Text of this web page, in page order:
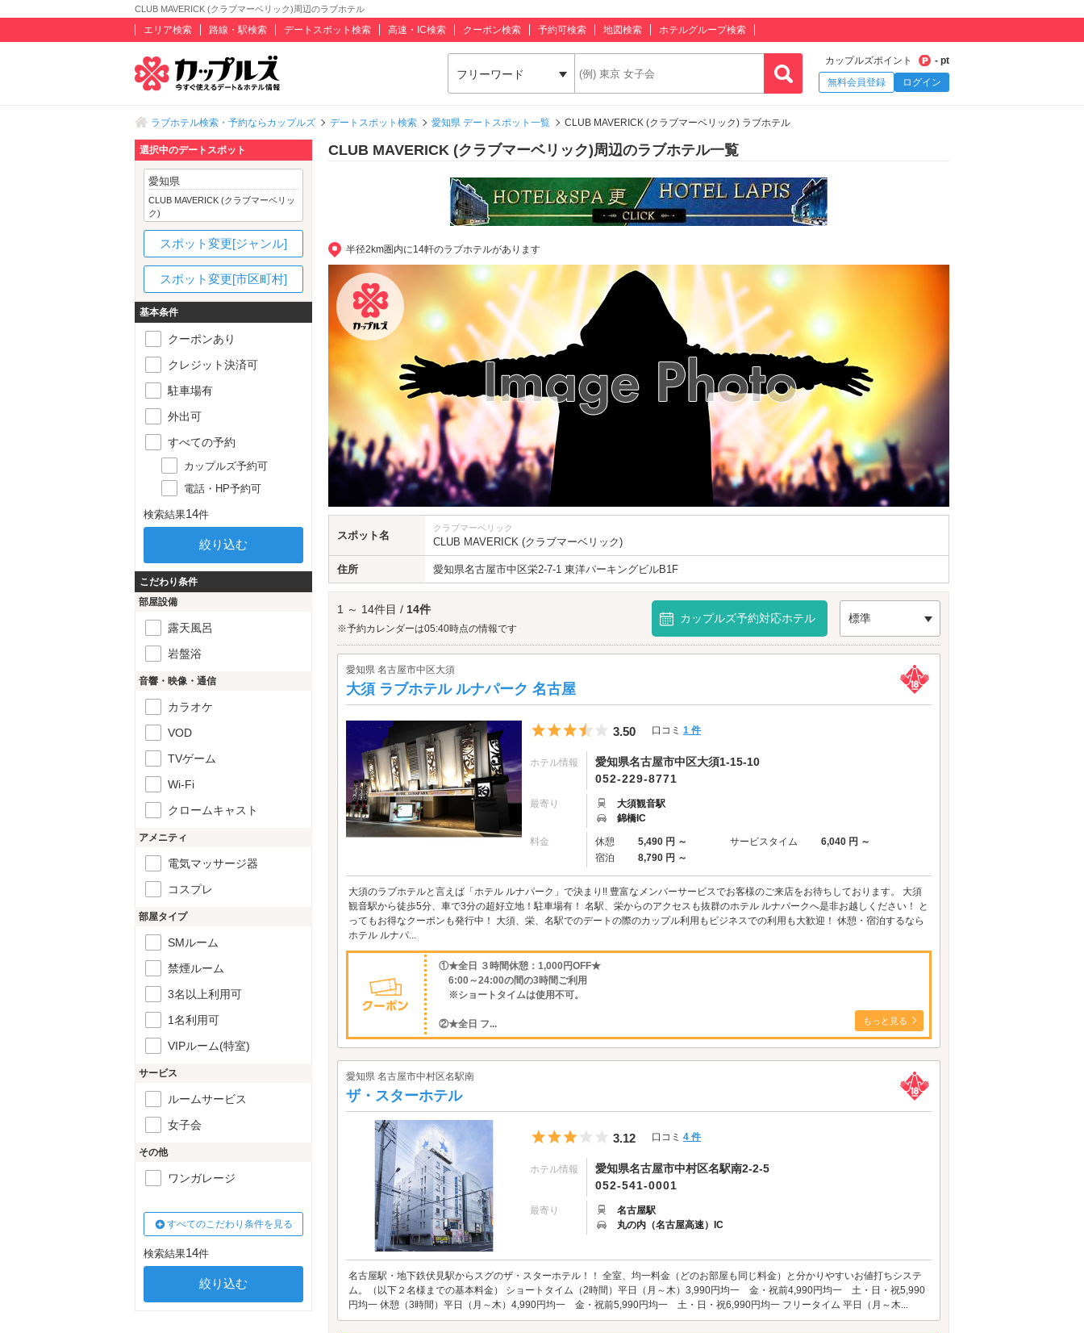
CLUB MAVERICK (クラブマーベリック)周辺のラブホテル
エリア検索 路線・駅検索 デートスポット検索 高速・IC検索 クーポン検索 予約可検索 地図検索 ホテルグループ検索
フリーワード
カップルズポイント
- pt
無料会員登録
ログイン
ラブホテル検索・予約ならカップルズ デートスポット検索 愛知県 デートスポット一覧 CLUB MAVERICK (クラブマーベリック) ラブホテル
CLUB MAVERICK (クラブマーベリック)周辺のラブホテル一覧
半径2km圏内に14軒のラブホテルがあります
スポット名
クラブマーベリック
CLUB MAVERICK (クラブマーベリック)
住所 愛知県名古屋市中区栄2-7-1 東洋パーキングビルB1F
1 ～ 14件目 / 14件
※予約カレンダーは05:40時点の情報です
カップルズ予約対応ホテル 標準
愛知県 名古屋市中区大須
大須 ラブホテル ルナパーク 名古屋
5つ星のうち3.5
3.50 口コミ 1 件
ホテル情報
愛知県名古屋市中区大須1-15-10
052-229-8771
最寄り
大須観音駅
錦橋IC
料金 休憩 5,490 円 ～ サービスタイム
6,040 円 ～
宿泊
8,790 円 ～
大須のラブホテルと言えば「ホテル ルナパーク」で決まり!! 豊富なメンバーサービスでお客様のご来店をお待ちしております。 大須
観音駅から徒歩5分、車で3分の超好立地！駐車場有！ 名駅、栄からのアクセスも抜群のホテル ルナパークへ是非お越しください！ と
ってもお得なクーポンも発行中！ 大須、栄、名駅でのデートの際のカップル利用もビジネスでの利用も大歓迎！ 休憩・宿泊するなら
ホテル ルナパ...
①★全日 ３時間休憩：1,000円OFF★
6:00～24:00の間の3時間ご利用
※ショートタイムは使用不可。
②★全日 フ... もっと見る
愛知県 名古屋市中村区名駅南
ザ・スターホテル
5つ星のうち3
3.12 口コミ 4 件
ホテル情報
愛知県名古屋市中村区名駅南2-2-5
052-541-0001
最寄り
名古屋駅
丸の内（名古屋高速）IC
名古屋駅・地下鉄伏見駅からスグのザ・スターホテル！！ 全室、均一料金（どのお部屋も同じ料金）と分かりやすいお値打ちシステ
ム。（以下２名様までの基本料金） ショートタイム（2時間）平日（月～木）3,990円均一 金・祝前4,990円均一 土・日・祝5,990
円均一 休憩（3時間）平日（月～木）4,990円均一 金・祝前5,990円均一 土・日・祝6,990円均一 フリータイム 平日（月～木...
選択中のデートスポット
愛知県
CLUB MAVERICK (クラブマーベリッ
ク)
スポット変更[ジャンル]
スポット変更[市区町村]
基本条件
クーポンあり
クレジット決済可
駐車場有
外出可
すべての予約
カップルズ予約可
電話・HP予約可
検索結果14件
こだわり条件
部屋設備
露天風呂
岩盤浴
音響・映像・通信
カラオケ
VOD
TVゲーム
Wi-Fi
クロームキャスト
アメニティ
電気マッサージ器
コスプレ
部屋タイプ
SMルーム
禁煙ルーム
3名以上利用可
1名利用可
VIPルーム(特室)
サービス
ルームサービス
女子会
その他
ワンガレージ
すべてのこだわり条件を見る
検索結果14件